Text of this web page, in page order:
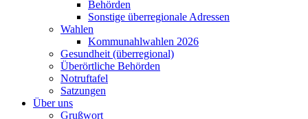
Behörden
Sonstige überregionale Adressen
Wahlen
Kommunahlwahlen 2026
Gesundheit (überregional)
Überörtliche Behörden
Notruftafel
Satzungen
Über uns
Grußwort